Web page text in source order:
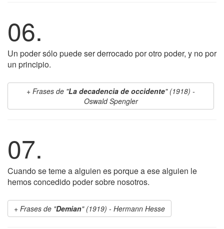
06.
Un poder sólo puede ser derrocado por otro poder, y no por
un principio.
Frases de "La decadencia de occidente" (1918) -
Oswald Spengler
07.
Cuando se teme a alguien es porque a ese alguien le
hemos concedido poder sobre nosotros.
Frases de "Demian" (1919) - Hermann Hesse